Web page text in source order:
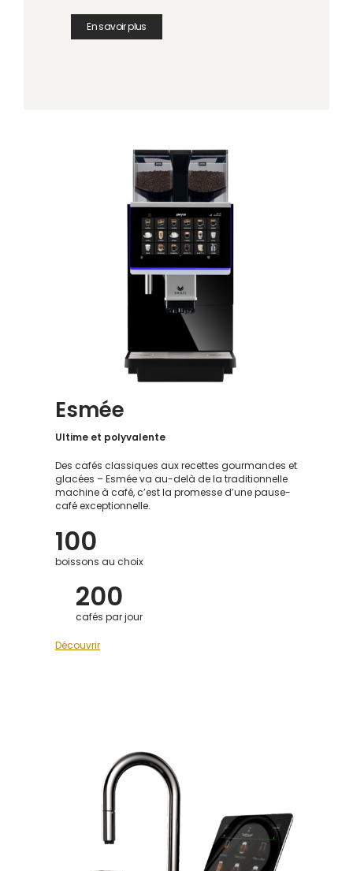
En savoir plus
Esmée
Ultime et polyvalente
Des cafés classiques aux recettes gourmandes et
glacées – Esmée va au-delà de la traditionnelle
machine à café, c’est la promesse d’une pause-
café exceptionnelle.
100
boissons au choix
200
cafés par jour
Découvrir